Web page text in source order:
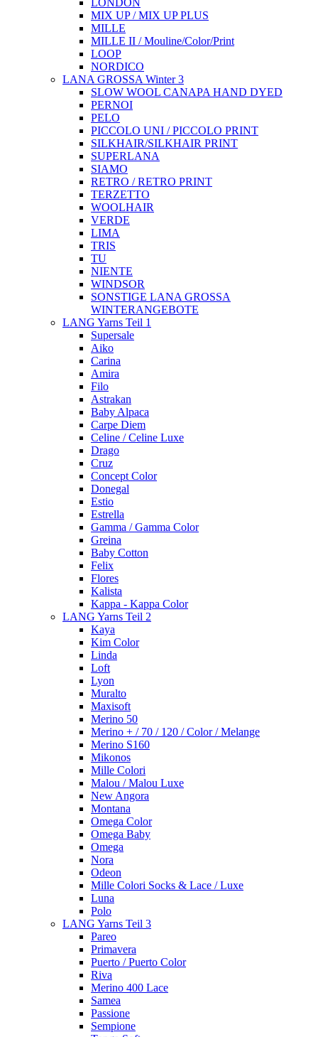
LONDON
MIX UP / MIX UP PLUS
MILLE
MILLE II / Mouline/Color/Print
LOOP
NORDICO
LANA GROSSA Winter 3
SLOW WOOL CANAPA HAND DYED
PERNOI
PELO
PICCOLO UNI / PICCOLO PRINT
SILKHAIR/SILKHAIR PRINT
SUPERLANA
SIAMO
RETRO / RETRO PRINT
TERZETTO
WOOLHAIR
VERDE
LIMA
TRIS
TU
NIENTE
WINDSOR
SONSTIGE LANA GROSSA
WINTERANGEBOTE
LANG Yarns Teil 1
Supersale
Aiko
Carina
Amira
Filo
Astrakan
Baby Alpaca
Carpe Diem
Celine / Celine Luxe
Drago
Cruz
Concept Color
Donegal
Estio
Estrella
Gamma / Gamma Color
Greina
Baby Cotton
Felix
Flores
Kalista
Kappa - Kappa Color
LANG Yarns Teil 2
Kaya
Kim Color
Linda
Loft
Lyon
Muralto
Maxisoft
Merino 50
Merino + / 70 / 120 / Color / Melange
Merino S160
Mikonos
Mille Colori
Malou / Malou Luxe
New Angora
Montana
Omega Color
Omega Baby
Omega
Nora
Odeon
Mille Colori Socks & Lace / Luxe
Luna
Polo
LANG Yarns Teil 3
Pareo
Primavera
Puerto / Puerto Color
Riva
Merino 400 Lace
Samea
Passione
Sempione